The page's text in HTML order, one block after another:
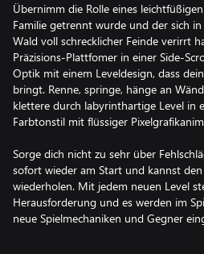
Übernimm die Rolle eines
Familie getrennt wurde und der sich
Wald voll schrecklicher Feinde verirrt
Präzisions-Plattfomer in einer Side-
Optik mit einem Leveldesign, dass
bringt. Renne, springe, hänge an
klettere durch labyrinthartige Level in
Farbtonstil mit flüssiger
Sorge dich nicht zu sehr über
sofort wieder am Start und kannst
wiederholen. Mit jedem neuen Level
Herausforderung und es werden im
neue Spielmechaniken und Gegner